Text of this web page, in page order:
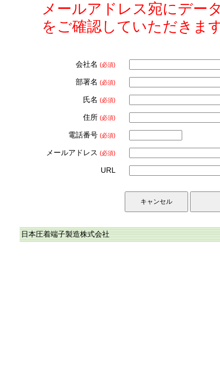
メールアドレス宛にデー
をご確認していただきま
会社名 (必須)
部署名 (必須)
氏名 (必須)
住所 (必須)
電話番号 (必須)
メールアドレス (必須)
URL
日本圧着端子製造株式会社